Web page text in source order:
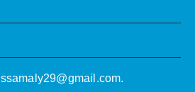
ssamaly29@gmail.com.